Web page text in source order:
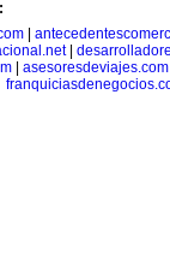
|
| asesoresdeviajes.com